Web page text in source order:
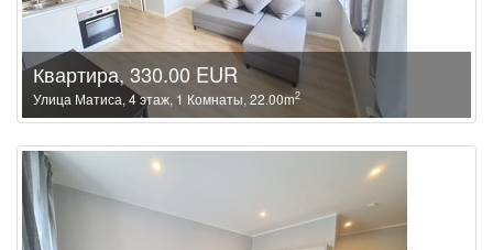
Квартира, 330.00 EUR
Улица Матиса, 4 этаж, 1 Комнаты, 22.00m2